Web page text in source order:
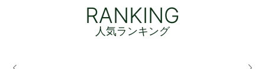
RANKING
人気ランキング